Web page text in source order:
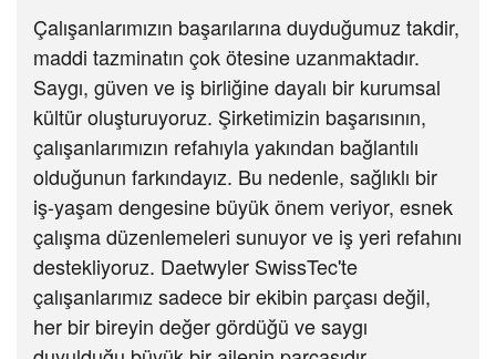
Çalışanlarımızın başarılarına duyduğumuz takdir,
maddi tazminatın çok ötesine uzanmaktadır.
Saygı, güven ve iş birliğine dayalı bir kurumsal
kültür oluşturuyoruz. Şirketimizin başarısının,
çalışanlarımızın refahıyla yakından bağlantılı
olduğunun farkındayız. Bu nedenle, sağlıklı bir
iş-yaşam dengesine büyük önem veriyor, esnek
çalışma düzenlemeleri sunuyor ve iş yeri refahını
destekliyoruz. Daetwyler SwissTec'te
çalışanlarımız sadece bir ekibin parçası değil,
her bir bireyin değer gördüğü ve saygı